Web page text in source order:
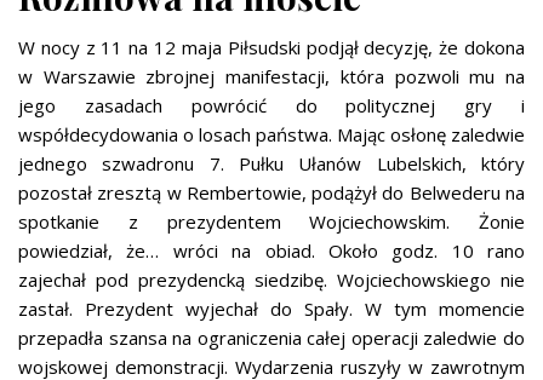
W nocy z 11 na 12 maja Piłsudski podjął decyzję, że dokona
w Warszawie zbrojnej manifestacji, która pozwoli mu na
jego zasadach powrócić do politycznej gry i
współdecydowania o losach państwa. Mając osłonę zaledwie
jednego szwadronu 7. Pułku Ułanów Lubelskich, który
pozostał zresztą w Rembertowie, podążył do Belwederu na
spotkanie z prezydentem Wojciechowskim. Żonie
powiedział, że… wróci na obiad. Około godz. 10 rano
zajechał pod prezydencką siedzibę. Wojciechowskiego nie
zastał. Prezydent wyjechał do Spały. W tym momencie
przepadła szansa na ograniczenia całej operacji zaledwie do
wojskowej demonstracji. Wydarzenia ruszyły w zawrotnym